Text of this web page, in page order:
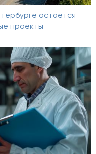
остается
проекты